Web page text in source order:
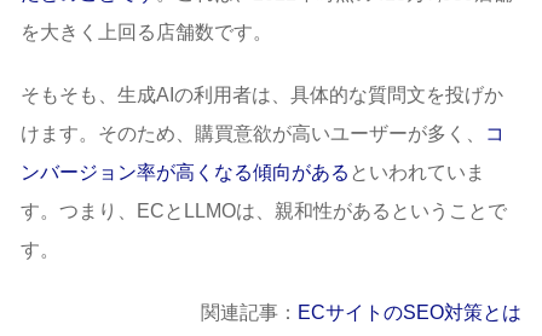
を大きく上回る店舗数です。
そもそも、生成AIの利用者は、具体的な質問文を投げか
けます。そのため、購買意欲が高いユーザーが多く、
コ
ンバージョン率が高くなる傾向がある といわれていま
す。つまり、ECとLLMOは、親和性があるということで
す。
関連記事： ECサイトのSEO対策とは